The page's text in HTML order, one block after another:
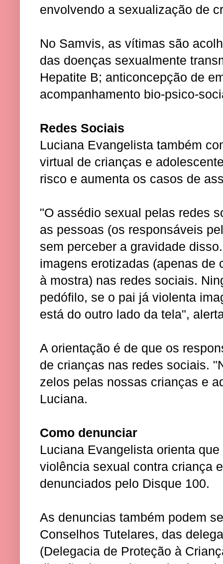
envolvendo a sexualização de
No Samvis, as vítimas são
das doenças sexualmente
Hepatite B; anticoncepção de
acompanhamento bio-psico-
Redes Sociais
Luciana Evangelista também
virtual de crianças e
risco e aumenta os casos de
"O assédio sexual pelas redes
as pessoas (os responsáveis
sem perceber a gravidade
imagens erotizadas (apenas de
à mostra) nas redes sociais.
pedófilo, se o pai já violenta
está do outro lado da tela",
A orientação é de que os
de crianças nas redes sociais.
zelos pelas nossas crianças e
Luciana.
Como denunciar
Luciana Evangelista orienta
violência sexual contra criança
denunciados pelo Disque 100.
As denuncias também podem
Conselhos Tutelares, das
(Delegacia de Proteção à